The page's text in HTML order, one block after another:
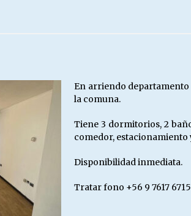
MUNICIPALIDADES,
DESPIDOS
28/05/2026
¿Asesores con doble
En arriendo
la comuna.
Tiene 3 dormitorios, 2
comedor, estacionamiento
Disponibilidad inmediata.
Tratar fono +56 9 7617 6715